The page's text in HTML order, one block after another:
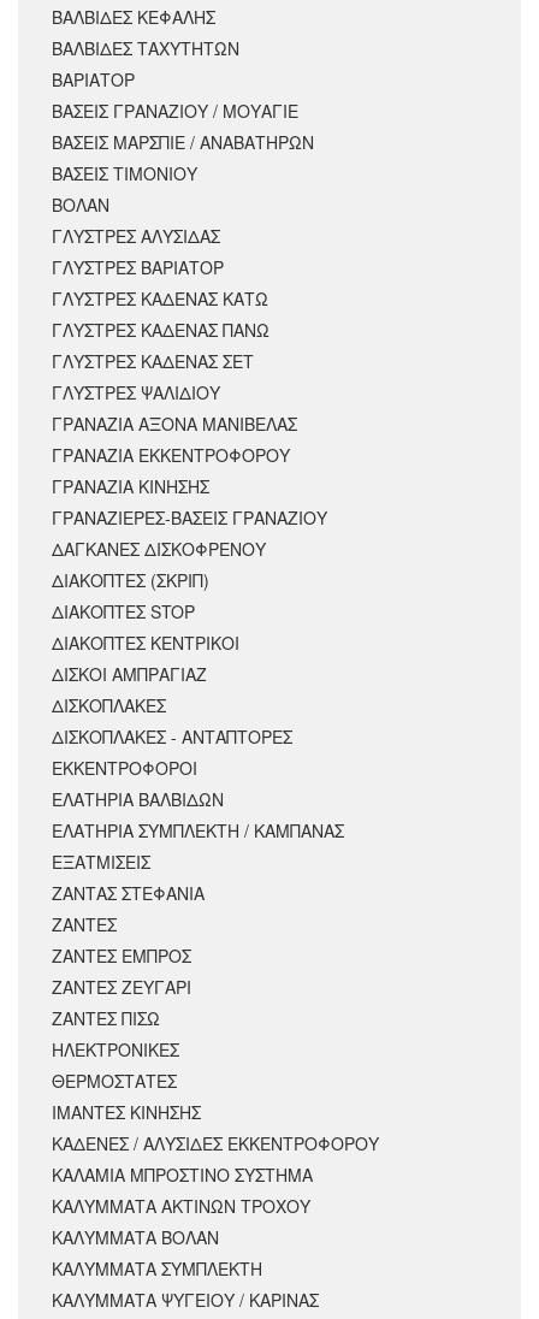
ΒΑΛΒΙΔΕΣ ΚΕΦΑΛΗΣ
ΒΑΛΒΙΔΕΣ ΤΑΧΥΤΗΤΩΝ
ΒΑΡΙΑΤΟΡ
ΒΑΣΕΙΣ ΓΡΑΝΑΖΙΟΥ / ΜΟΥΑΓΙΕ
ΒΑΣΕΙΣ ΜΑΡΣΠΙΕ / ΑΝΑΒΑΤΗΡΩΝ
ΒΑΣΕΙΣ ΤΙΜΟΝΙΟΥ
ΒΟΛΑΝ
ΓΛΥΣΤΡΕΣ ΑΛΥΣΙΔΑΣ
ΓΛΥΣΤΡΕΣ ΒΑΡΙΑΤΟΡ
ΓΛΥΣΤΡΕΣ ΚΑΔΕΝΑΣ ΚΑΤΩ
ΓΛΥΣΤΡΕΣ ΚΑΔΕΝΑΣ ΠΑΝΩ
ΓΛΥΣΤΡΕΣ ΚΑΔΕΝΑΣ ΣΕΤ
ΓΛΥΣΤΡΕΣ ΨΑΛΙΔΙΟΥ
ΓΡΑΝΑΖΙΑ ΑΞΟΝΑ ΜΑΝΙΒΕΛΑΣ
ΓΡΑΝΑΖΙΑ ΕΚΚΕΝΤΡΟΦΟΡΟΥ
ΓΡΑΝΑΖΙΑ ΚΙΝΗΣΗΣ
ΓΡΑΝΑΖΙΕΡΕΣ-ΒΑΣΕΙΣ ΓΡΑΝΑΖΙΟΥ
ΔΑΓΚΑΝΕΣ ΔΙΣΚΟΦΡΕΝΟΥ
ΔΙΑΚΟΠΤΕΣ (ΣΚΡΙΠ)
ΔΙΑΚΟΠΤΕΣ STOP
ΔΙΑΚΟΠΤΕΣ ΚΕΝΤΡΙΚΟΙ
ΔΙΣΚΟΙ ΑΜΠΡΑΓΙΑΖ
ΔΙΣΚΟΠΛΑΚΕΣ
ΔΙΣΚΟΠΛΑΚΕΣ - ΑΝΤΑΠΤΟΡΕΣ
ΕΚΚΕΝΤΡΟΦΟΡΟΙ
ΕΛΑΤΗΡΙΑ ΒΑΛΒΙΔΩΝ
ΕΛΑΤΗΡΙΑ ΣΥΜΠΛΕΚΤΗ / ΚΑΜΠΑΝΑΣ
ΕΞΑΤΜΙΣΕΙΣ
ΖΑΝΤΑΣ ΣΤΕΦΑΝΙΑ
ΖΑΝΤΕΣ
ΖΑΝΤΕΣ ΕΜΠΡΟΣ
ΖΑΝΤΕΣ ΖΕΥΓΑΡΙ
ΖΑΝΤΕΣ ΠΙΣΩ
ΗΛΕΚΤΡΟΝΙΚΕΣ
ΘΕΡΜΟΣΤΑΤΕΣ
ΙΜΑΝΤΕΣ ΚΙΝΗΣΗΣ
ΚΑΔΕΝΕΣ / ΑΛΥΣΙΔΕΣ ΕΚΚΕΝΤΡΟΦΟΡΟΥ
ΚΑΛΑΜΙΑ ΜΠΡΟΣΤΙΝΟ ΣΥΣΤΗΜΑ
ΚΑΛΥΜΜΑΤΑ ΑΚΤΙΝΩΝ ΤΡΟΧΟΥ
ΚΑΛΥΜΜΑΤΑ ΒΟΛΑΝ
ΚΑΛΥΜΜΑΤΑ ΣΥΜΠΛΕΚΤΗ
ΚΑΛΥΜΜΑΤΑ ΨΥΓΕΙΟΥ / ΚΑΡΙΝΑΣ